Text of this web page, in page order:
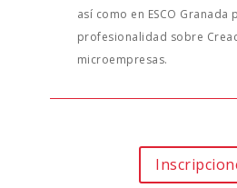
así como en ESCO
profesionalidad sobre
microempresas.